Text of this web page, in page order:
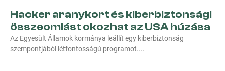
Hacker aranykort és kiberbiztonsági
összeomlást okozhat az USA húzása
Az Egyesült Államok kormánya leállít egy kiberbiztonság
szempontjából létfontosságú programot.